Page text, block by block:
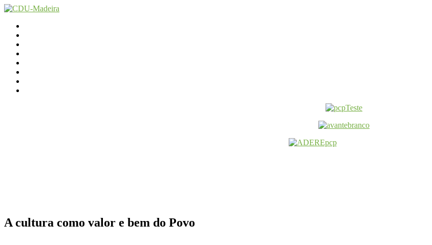
A cultura como valor e bem do Povo